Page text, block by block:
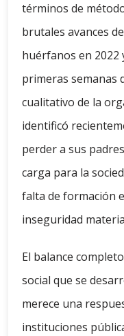
términos de
brutales avances
huérfanos en 2022
primeras semanas
cualitativo de la
identificó
perder a sus
carga para la
falta de formación
inseguridad
El balance
social que se
merece una
instituciones